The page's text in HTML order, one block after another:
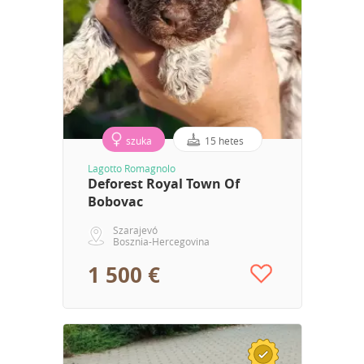
szuka 15 hetes
Lagotto Romagnolo
Deforest Royal Town Of
Bobovac
Szarajevó
Bosznia-Hercegovina
1 500 €